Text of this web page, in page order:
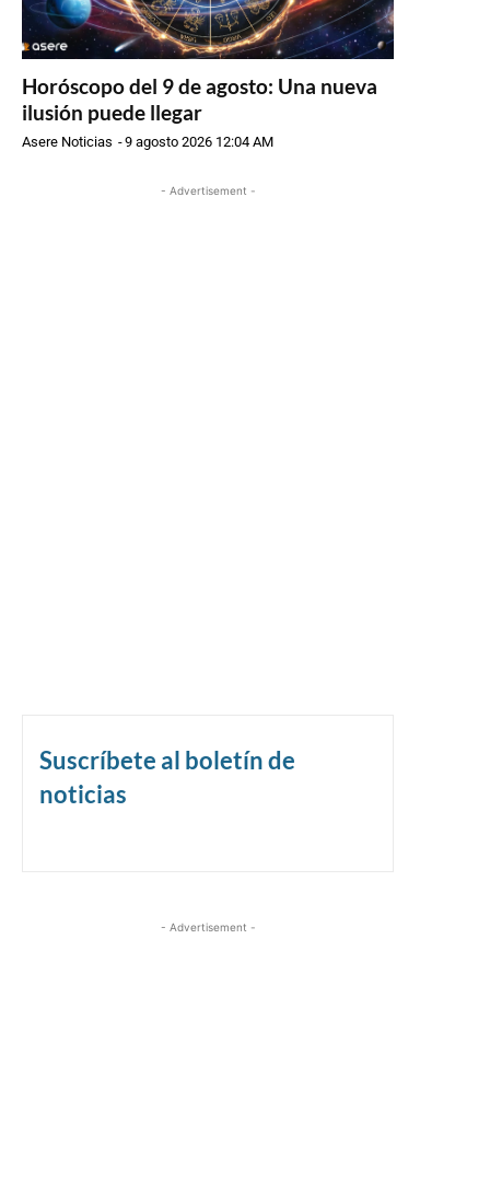
Horóscopo del 9 de agosto: Una nueva
ilusión puede llegar
Asere Noticias -9 agosto 2026 12:04 AM
- Advertisement -
Suscríbete al boletín de
noticias
- Advertisement -